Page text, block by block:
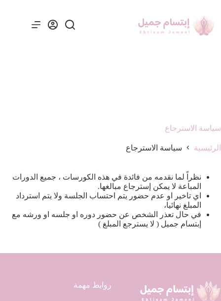
سياسة الاسترجاع
الرئيسية سياسة الاسترجاع
نظراً لما نقدمه من فائدة في هذه الكورسات ، جميع الدورات
المباعة لا يمكن إسترجاع مبالغها.
اي تاخير او عدم حضور يتم احتساب الجلسة ولا يتم استرداد
المبلغ نهائيا،
في حال تعذر الشخص عن حضور دوره او جلسه او ورشه مع
إبتسام جميل ( لا يسترجع المبلغ )
روابط مهمة